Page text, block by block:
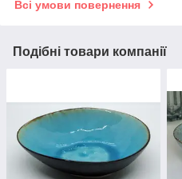
Всі умови повернення
Подібні товари компанії